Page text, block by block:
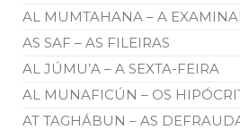
AL MUMTAHANA – A
AS SAF – AS FILEIRAS
AL JÚMU’A – A SEXTA-FEIRA
AL MUNAFICÚN – OS
AT TAGHÁBUN – AS